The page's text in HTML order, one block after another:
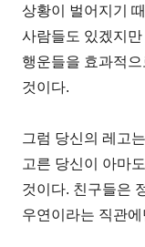
상황이 벌어지기
사람들도 있겠지
행운들을 효과적
것이다.
그럼 당신의 레고
고른 당신이 아마
것이다. 친구들은
우연이라는 직관